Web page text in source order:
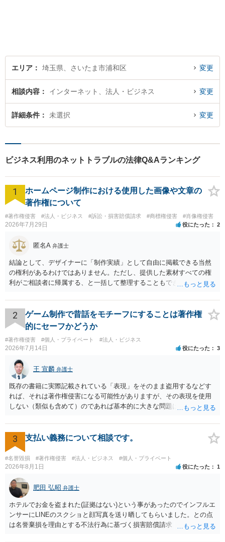
ださい。
エリア 埼玉県、さいたま市浦和区 変更
相談内容 インターネット、法人・ビジネス 変更
詳細条件 未選択 変更
ビジネス利用のネットトラブルの法律Q&Aランキング
1
ホームページ制作における使用した画像や文章の
著作権について
#著作権侵害 #法人・ビジネス #訴訟・損害賠償請求 #商標権侵害 #肖像権侵害
2026年7月29日 役にたった 2
匿名A 弁護士
結論として、デザイナーに「制作実績」として自由に掲載できる当然
の権利があるわけではありません。ただし、提供した素材すべての権
利がご相談者に帰属する、と一括して整理することもできません。 ご
身が著作権者です。 他方、ブランド名、文字主体のロゴ、商品情報、
短いキャッチコピー、販売コンセプトなどは、通常、著作物には当た
りません。ただし、ロゴに独自の図形やイラスト等が含まれる場合に
は、その表現部分が著作物となる可能性があります。 また、人物写真
の著作権は撮影者に、肖像に関する権利は被写体本人に帰属します
（著作権法2条・17条）。 ウェブサイト全体に当然に著作権が生じる
わけではありません。デザイナーが独自に制作したイラストやバナー
等は別として、一般的なレイアウトや配色、依頼者から提供された素
材を希望に沿って配置した部分には、通常、著作物性は認められにく
いと考えられます。仮に具体的な画面構成の一部に創作性が認められ
ても、その権利は当該部分に限られ、ご相談者の写真や文章等を制作
実績として掲載する権限まで当然に生じるものではありません。 もっ
とも、契約書がなくても、見積書、メール、利用規約等に実績掲載へ
の同意があれば別です。また、単に制作を担当した事実を記載した
り、公開中のサイトへリンクしたりする行為まで当然に禁止できると
は限りません。 人物写真については、通常のSNSへの無断掲載と同
様、掲載目的、態様、必要性、本人の特定可能性等から判断されま
める方向の事情となりますが、自動的に肖像権侵害となるわけではあ
りません。 まず、見積書、メール、チャット、デザイナーの利用規約
を確認したうえで、「提供素材及びこれを含む画面の複製・SNS掲載
を許諾しない」と書面で明確に通知することをお勧めします。すでに
掲載された場合は、URL、掲載日時、画面を保存してから削除を求め
2
ゲーム制作で昔話をモチーフにすることは著作権
的にセーフかどうか
#著作権侵害 #個人・プライベート #法人・ビジネス
2026年7月14日 役にたった 3
王 宣麟 弁護士
既存の書籍に実際記載されている「表現」をそのまま盗用するなどす
れば、それは著作権侵害になる可能性がありますが、その表現を使用
しない（類似も含めて）のであれば基本的に大きな問題は生じないか
現」であり、昔話の大筋や設定の骨子だけを使うのは、一般にアイデ
ア利用の範囲です。 一方で、特定の作品の文章をそのまま使うことは
もちろん、表現の選び方や展開が「その作品の本質的特徴を直接感得
できる」レベルだと、翻案や二次的著作物の問題が出ますのでこの点
はご留意ください。
3 支払い義務について相談です。
#名誉毀損 #著作権侵害 #法人・ビジネス #個人・プライベート
2026年8月1日 役にたった 1
肥田 弘昭 弁護士
ホテルでお金を盗まれた(証拠はない)という事があったのでインフルエ
ンサーにLINEのスクショと顔写真を送り晒してもらいました。との点
は名誉棄損を理由とする不法行為に基づく損害賠償請求（共同不法行